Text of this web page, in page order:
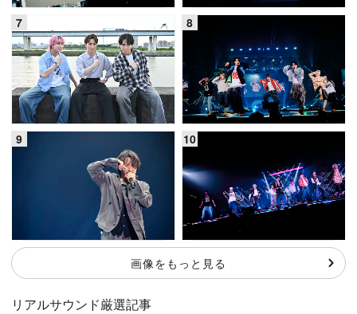
画像をもっと見る
リアルサウンド厳選記事